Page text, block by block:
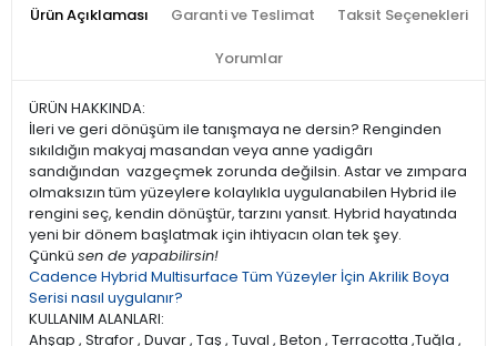
Ürün Açıklaması Garanti ve Teslimat Taksit Seçenekleri
Yorumlar
ÜRÜN HAKKINDA:
İleri ve geri dönüşüm ile tanışmaya ne dersin? Renginden
sıkıldığın makyaj masandan veya anne yadigârı
sandığından vazgeçmek zorunda değilsin. Astar ve zımpara
olmaksızın tüm yüzeylere kolaylıkla uygulanabilen Hybrid ile
rengini seç, kendin dönüştür, tarzını yansıt. Hybrid hayatında
yeni bir dönem başlatmak için ihtiyacın olan tek şey.
Çünkü sen de yapabilirsin!
Cadence Hybrid Multisurface Tüm Yüzeyler İçin Akrilik Boya
Serisi nasıl uygulanır?
KULLANIM ALANLARI:
Ahşap , Strafor , Duvar , Taş , Tuval , Beton , Terracotta ,Tuğla ,